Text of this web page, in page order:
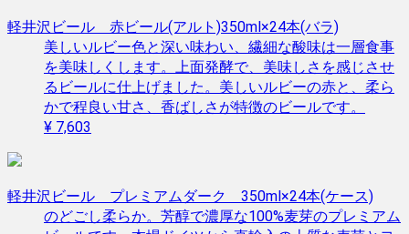
軽井沢ビール 赤ビール(アルト)350ml×24本(バラ)
美しいルビー色と深い味わい、繊細な酸味は一層食事
を美味しくします。上面発酵で、美味しさを感じさせ
るビールに仕上げました。美しいルビーの赤と、柔ら
かで程良い甘さ、香ばしさが特徴のビールです。
¥ 7,603
軽井沢ビール プレミアムダーク 350ml×24本(ケース)
のどごし柔らか。芳醇で濃厚な100%麦芽のプレミアム